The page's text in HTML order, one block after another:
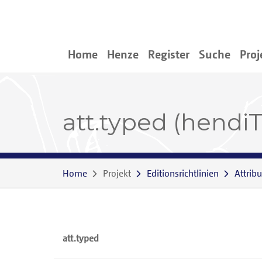
Home Henze Register Suche
att.typed
Home Projekt Editionsrichtlinien
att.typed